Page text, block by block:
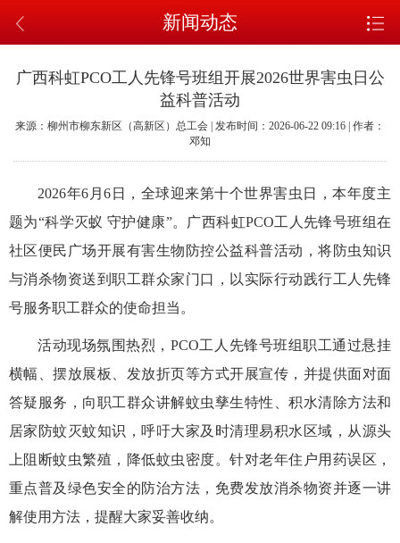
新闻动态
广西科虹PCO工人先锋号班组开展2026世界害虫日公
益科普活动
来源：柳州市柳东新区（高新区）总工会 | 发布时间：2026-06-22 09:16 | 作者：
邓知
2026年6月6日，全球迎来第十个世界害虫日，本年度主
题为“科学灭蚁 守护健康”。广西科虹PCO工人先锋号班组在
社区便民广场开展有害生物防控公益科普活动，将防虫知识
与消杀物资送到职工群众家门口，以实际行动践行工人先锋
号服务职工群众的使命担当。
活动现场氛围热烈，PCO工人先锋号班组职工通过悬挂
横幅、摆放展板、发放折页等方式开展宣传，并提供面对面
答疑服务，向职工群众讲解蚊虫孳生特性、积水清除方法和
居家防蚊灭蚊知识，呼吁大家及时清理易积水区域，从源头
上阻断蚊虫繁殖，降低蚊虫密度。针对老年住户用药误区，
重点普及绿色安全的防治方法，免费发放消杀物资并逐一讲
解使用方法，提醒大家妥善收纳。